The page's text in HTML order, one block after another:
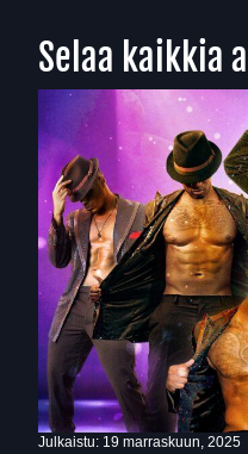
Selaa kaikkia
Julkaistu: 19 marraskuun, 2025